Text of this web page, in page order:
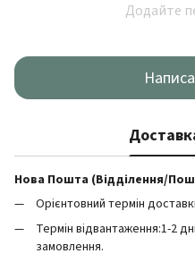
Додайте
Нова Пошта (Відділення/
Орієнтовний термін
Термін відвантаження:1-2
замовлення.